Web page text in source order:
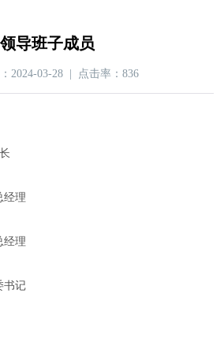
领导班子成员
2024-03-28 | 点击率：836
理
理
书记